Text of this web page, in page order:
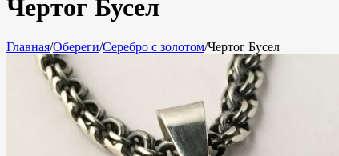
Чертог Бусел
Главная/Обереги/Серебро с золотом/Чертог Бусел